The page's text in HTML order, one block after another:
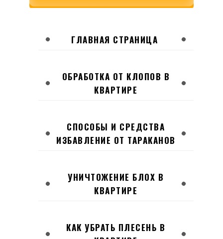
ГЛАВНАЯ СТРАНИЦА
ОБРАБОТКА ОТ КЛОПОВ В
КВАРТИРЕ
СПОСОБЫ И СРЕДСТВА
ИЗБАВЛЕНИЕ ОТ ТАРАКАНОВ
УНИЧТОЖЕНИЕ БЛОХ В
КВАРТИРЕ
КАК УБРАТЬ ПЛЕСЕНЬ В